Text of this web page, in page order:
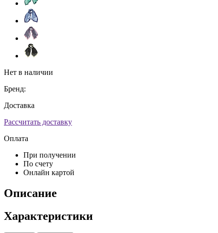
Нет в наличии
Бренд:
Доставка
Рассчитать доставку
Оплата
При получении
По счету
Онлайн картой
Описание
Характеристики